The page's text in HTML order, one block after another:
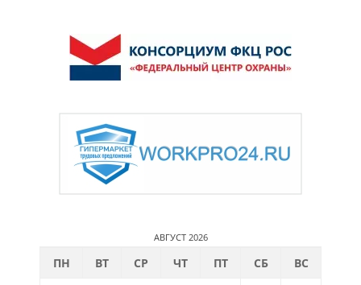
АВГУСТ 2026
ПН ВТ СР ЧТ ПТ СБ
ВС